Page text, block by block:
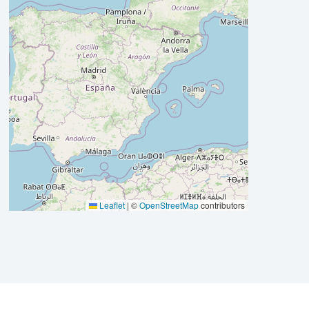
Leaflet | ©OpenStreetMapcontributors